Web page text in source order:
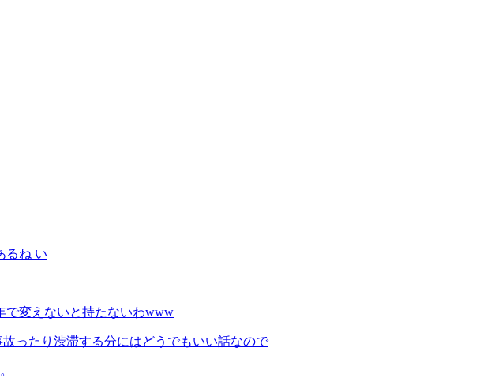
るね い
で変えないと持たないわwww
ったり渋滞する分にはどうでもいい話なので